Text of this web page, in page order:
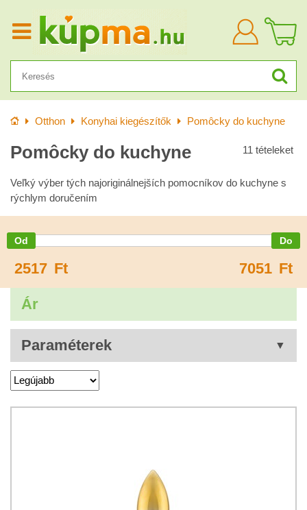
KezdőlapOtthon Konyhai kiegészítők Pomôcky do kuchyne
Pomôcky do kuchyne 11 tételeket
Veľký výber tých najoriginálnejších pomocníkov do kuchyne s
rýchlym doručením
2517 Ft 7051 Ft
Ár
Paraméterek